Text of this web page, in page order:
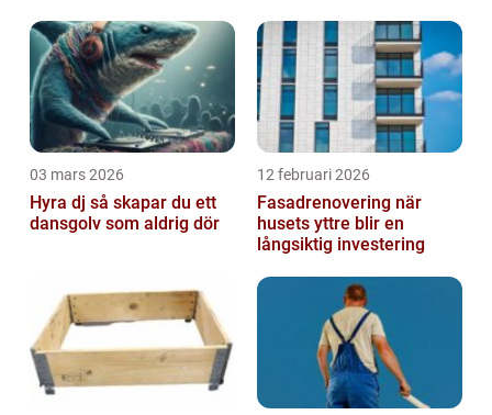
03 mars 2026
Hyra dj så skapar du ett
dansgolv som aldrig dör
12 februari 2026
Fasadrenovering när
husets yttre blir en
långsiktig investering